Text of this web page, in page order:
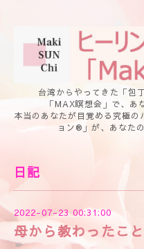
台湾からやってきた「包
「MAX瞑想会」で、
本当のあなたが目覚める究極
ョン®」が、あなた
日記
2022-07-23 00:31:00
母から教わったこと